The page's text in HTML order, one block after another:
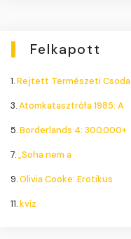
Felkapott
1.Rejtett Természeti Csoda
3.Atomkatasztrófa 1985: A
5.Borderlands 4: 300.000+
7.„Soha nem a
9.Olivia Cooke: Erotikus
11.kvíz